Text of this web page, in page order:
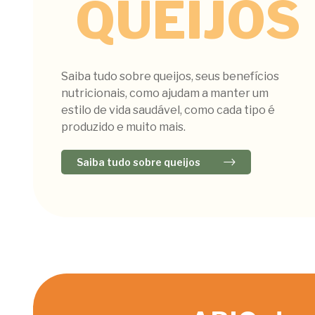
QUEIJOS
Saiba tudo sobre queijos, seus benefícios
nutricionais, como ajudam a manter um
estilo de vida saudável, como cada tipo é
produzido e muito mais.
Saiba tudo sobre queijos